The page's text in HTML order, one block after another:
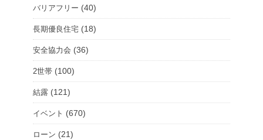
バリアフリー (40)
長期優良住宅 (18)
安全協力会 (36)
2世帯 (100)
結露 (121)
イベント (670)
ローン (21)